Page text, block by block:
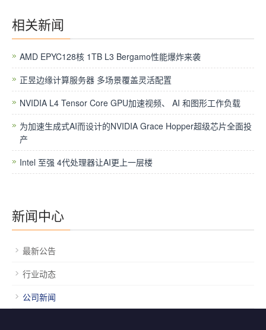
相关新闻
AMD EPYC128核 1TB L3 Bergamo性能爆炸来袭
正昱边缘计算服务器 多场景覆盖灵活配置
NVIDIA L4 Tensor Core GPU加速视频、 AI 和图形工作负载
为加速生成式AI而设计的NVIDIA Grace Hopper超级芯片全面投
产
Intel 至强 4代处理器让AI更上一层楼
新闻中心
最新公告
行业动态
公司新闻